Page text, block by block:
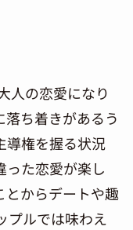
人の恋愛になり
ち着きがあるう
導権を握る状況
った恋愛が楽し
とからデートや趣
プルでは味わえ